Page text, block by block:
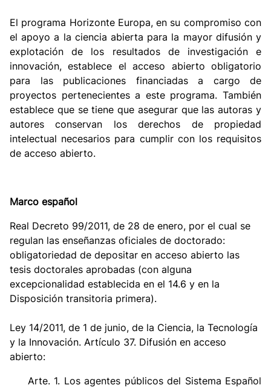
El programa Horizonte Europa, en su compromiso con
el apoyo a la ciencia abierta para la mayor difusión y
explotación de los resultados de investigación e
innovación, establece el acceso abierto obligatorio
para las publicaciones financiadas a cargo de
proyectos pertenecientes a este programa. También
establece que se tiene que asegurar que las autoras y
autores conservan los derechos de propiedad
intelectual necesarios para cumplir con los requisitos
de acceso abierto.
Marco español
Real Decreto 99/2011, de 28 de enero, por el cual se
regulan las enseñanzas oficiales de doctorado:
obligatoriedad de depositar en acceso abierto las
tesis doctorales aprobadas (con alguna
excepcionalidad establecida en el 14.6 y en la
Disposición transitoria primera).
Ley 14/2011, de 1 de junio, de la Ciencia, la Tecnología
y la Innovación. Artículo 37. Difusión en acceso
abierto:
Arte. 1. Los agentes públicos del Sistema Español